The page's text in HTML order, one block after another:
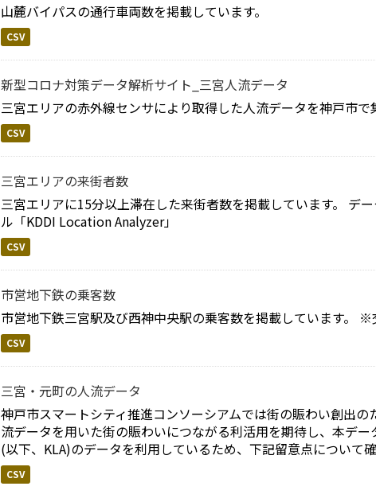
山麓バイパスの通行車両数を掲載しています。
CSV
新型コロナ対策データ解析サイト_三宮人流データ
三宮エリアの赤外線センサにより取得した人流データを神戸市で
CSV
三宮エリアの来街者数
三宮エリアに15分以上滞在した来街者数を掲載しています。 デ
ル「KDDI Location Analyzer」
CSV
市営地下鉄の乗客数
市営地下鉄三宮駅及び西神中央駅の乗客数を掲載しています。
CSV
三宮・元町の人流データ
神戸市スマートシティ推進コンソーシアムでは街の賑わい創出
流データを用いた街の賑わいにつながる利活用を期待し、本デ
(以下、KLA)のデータを利用しているため、下記留意点について
CSV